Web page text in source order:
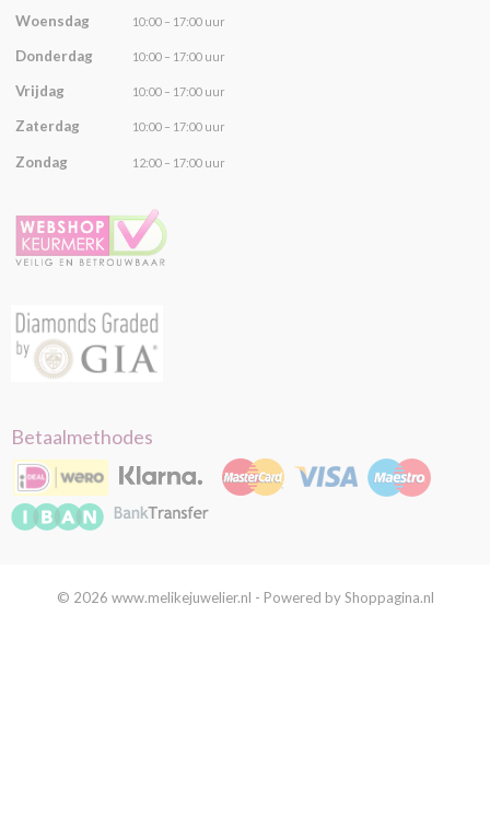
Woensdag 10:00 – 17:00 uur
Donderdag 10:00 – 17:00 uur
Vrijdag 10:00 – 17:00 uur
Zaterdag 10:00 – 17:00 uur
Zondag 12:00 – 17:00 uur
Betaalmethodes
© 2026 www.melikejuwelier.nl - Powered by Shoppagina.nl